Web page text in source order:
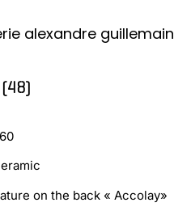
alexandre guillemain
on the back « Accolay»